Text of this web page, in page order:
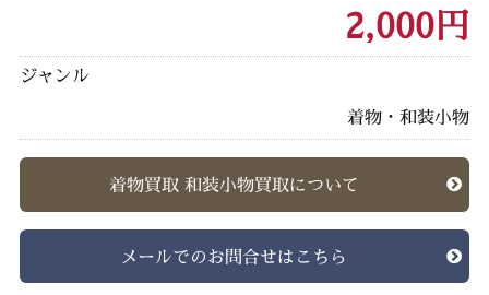
2,000円
ジャンル
着物・和装小物
着物買取 和装小物買取について
メールでのお問合せはこちら